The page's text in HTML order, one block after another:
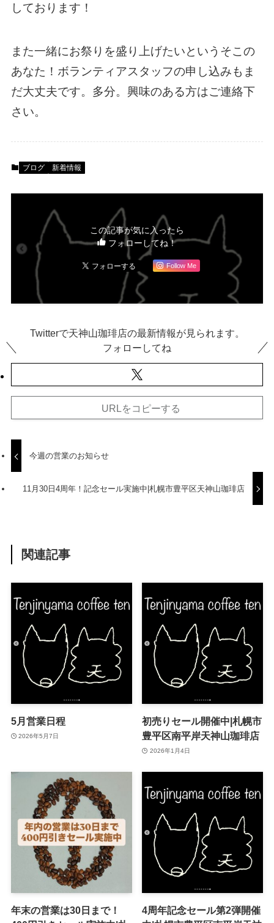
しております！
また一緒にお祭りを盛り上げたいというそこの
あなた！ボランティアスタッフの申し込みもま
だ大丈夫です。多分。興味のある方はご連絡下
さい。
ブログ 新着情報
この記事が気に入ったら
フォローしてね！
Follow Me
Twitterで天神山珈琲店の最新情報が見られます。
フォローしてね
URLをコピーする
今週の営業のお知らせ
11月30日4周年！記念セール実施中|札幌市豊平区天神山珈琲店
関連記事
5月営業日程
2026年5月7日
初売りセール開催中|札幌市
豊平区南平岸天神山珈琲店
2026年1月4日
年末の営業は30日まで！
4周年記念セール第2弾開催